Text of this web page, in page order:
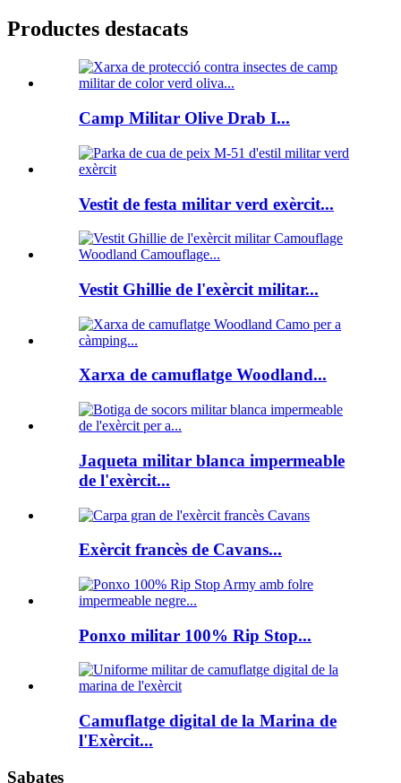
Productes destacats
Camp Militar Olive Drab I...
Vestit de festa militar verd exèrcit...
Vestit Ghillie de l'exèrcit militar...
Xarxa de camuflatge Woodland...
Jaqueta militar blanca impermeable
de l'exèrcit...
Exèrcit francès de Cavans...
Ponxo militar 100% Rip Stop...
Camuflatge digital de la Marina de
l'Exèrcit...
Sabates